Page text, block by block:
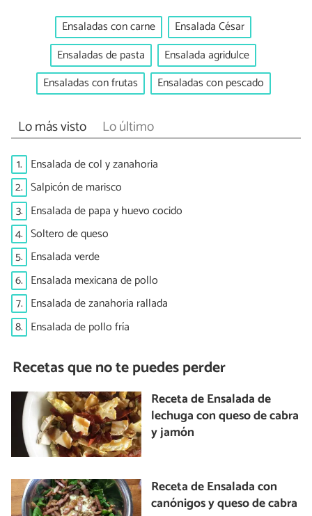
Ensaladas con carne
Ensalada César
Ensaladas de pasta
Ensalada agridulce
Ensaladas con frutas
Ensaladas con pescado
Lo más visto Lo último
1. Ensalada de col y zanahoria
2. Salpicón de marisco
3. Ensalada de papa y huevo cocido
4. Soltero de queso
5. Ensalada verde
6. Ensalada mexicana de pollo
7. Ensalada de zanahoria rallada
8. Ensalada de pollo fría
Recetas que no te puedes perder
Receta de Ensalada de
lechuga con queso de cabra
y jamón
Receta de Ensalada con
canónigos y queso de cabra